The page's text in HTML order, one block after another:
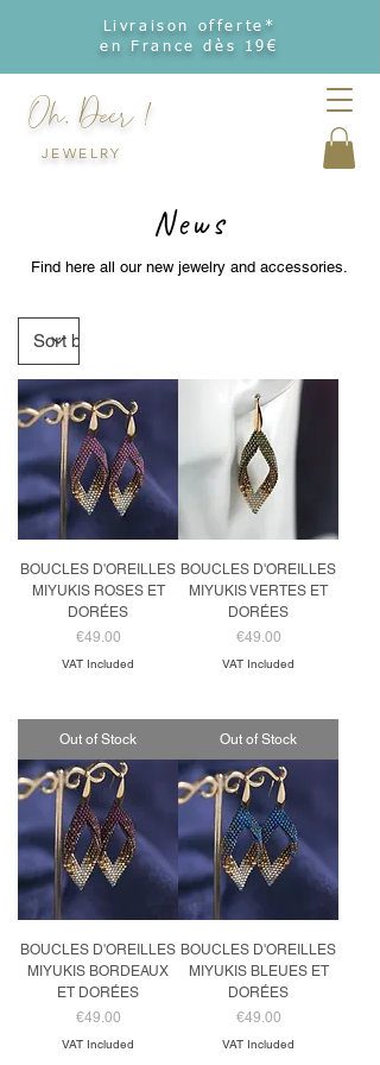
Livraison offerte*
en France dès 19€
Oh, Deer !
JEWELRY
News
Find here all our new jewelry and accessories.
BOUCLES D'OREILLES
MIYUKIS ROSES ET
DORÉES
Price
€49.00
VAT Included
Out of Stock
BOUCLES D'OREILLES
MIYUKIS VERTES ET
DORÉES
Price
€49.00
VAT Included
Out of Stock
BOUCLES D'OREILLES
MIYUKIS BORDEAUX
ET DORÉES
Price
€49.00
VAT Included
BOUCLES D'OREILLES
MIYUKIS BLEUES ET
DORÉES
Price
€49.00
VAT Included